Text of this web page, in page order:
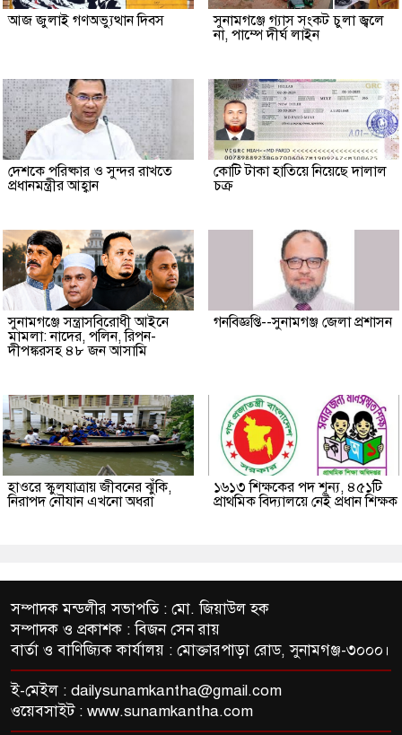
আজ জুলাই গণঅভ্যুত্থান দিবস
সুনামগঞ্জে গ্যাস সংকট চুলা জ্বলে
না, পাম্পে দীর্ঘ লাইন
দেশকে পরিষ্কার ও সুন্দর রাখতে
প্রধানমন্ত্রীর আহ্বান
কোটি টাকা হাতিয়ে নিয়েছে দালাল
চক্র
‎সুনামগঞ্জে সন্ত্রাসবিরোধী আইনে
মামলা: নাদের, পলিন, রিপন-
দীপঙ্করসহ ৪৮ জন আসামি
গনবিজ্ঞপ্তি--সুনামগঞ্জ জেলা প্রশাসন
হাওরে স্কুলযাত্রায় জীবনের ঝুঁকি,
নিরাপদ নৌযান এখনো অধরা
১৬১৩ শিক্ষকের পদ শূন্য, ৪৫১টি
প্রাথমিক বিদ্যালয়ে নেই প্রধান শিক্ষক
সম্পাদক মন্ডলীর সভাপতি : মো. জিয়াউল হক
সম্পাদক ও প্রকাশক : বিজন সেন রায়
বার্তা ও বাণিজ্যিক কার্যালয় : মোক্তারপাড়া রোড, সুনামগঞ্জ-৩০০০।
ই-মেইল : dailysunamkantha@gmail.com
ওয়েবসাইট : www.sunamkantha.com